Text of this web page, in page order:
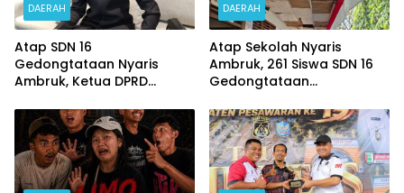
DAERAH
Atap SDN 16
Gedongtataan Nyaris
Ambruk, Ketua DPRD
Perjuangkan Anggaran
Perbaikan
DAERAH
Atap Sekolah Nyaris
Ambruk, 261 Siswa SDN 16
Gedongtataan
Demi Belajar